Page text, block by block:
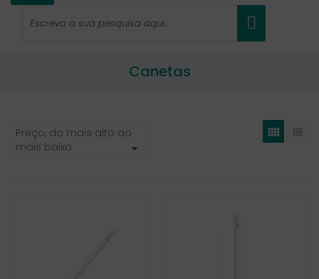
Canetas

Preço, do mais alto ao
mais baixo
